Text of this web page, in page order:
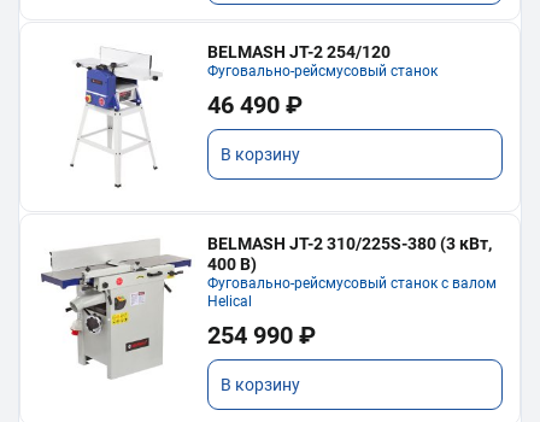
BELMASH JT-2 254/120
Фуговально-рейсмусовый станок
46 490 ₽
В корзину
BELMASH JT-2 310/225S-380 (3 кВт,
400 В)
Фуговально-рейсмусовый станок с валом
Helical
254 990 ₽
В корзину